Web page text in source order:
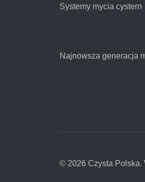
Systemy mycia cystern
Najnowsza generacja
© 2026 Czysta Polska.